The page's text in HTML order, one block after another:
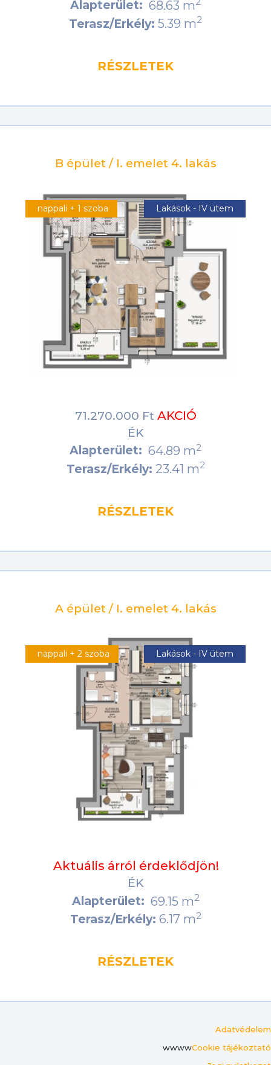
Alapterület: 68.63 m
Terasz/Erkély: 5.39 m2
RÉSZLETEK
B épület / I. emelet 4. lakás
nappali + 1 szoba Lakások - IV ütem
71.270.000 Ft AKCIÓ
ÉK
Alapterület: 64.89 m2
Terasz/Erkély: 23.41 m2
RÉSZLETEK
A épület / I. emelet 4. lakás
nappali + 2 szoba Lakások - IV ütem
Aktuális árról érdeklődjön!
ÉK
Alapterület: 69.15 m2
Terasz/Erkély: 6.17 m2
RÉSZLETEK
Adatvédelem
wwwwCookie tájékoztató